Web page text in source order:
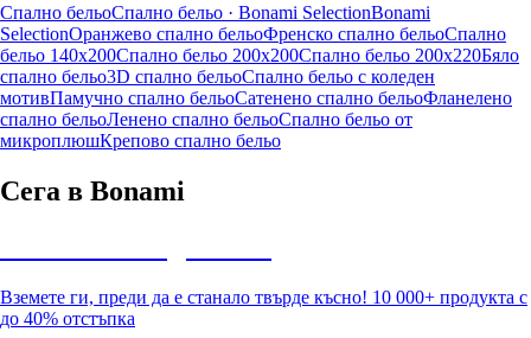
Спално бельоСпално бельо · Bonami SelectionBonami
SelectionОранжево спално бельоФренско спално бельоСпално
бельо 140x200Спално бельо 200x200Спално бельо 200x220Бяло
спално бельо3D спално бельоСпално бельо с коледен
мотивПамучно спално бельоСатенено спално бельоФланелено
спално бельоЛенено спално бельоСпално бельо от
микроплюшКрепово спално бельо
Сега в Bonami
Вземете ги, преди да е станало твърде късно! 10 000+ продукта с
до 40% отстъпка